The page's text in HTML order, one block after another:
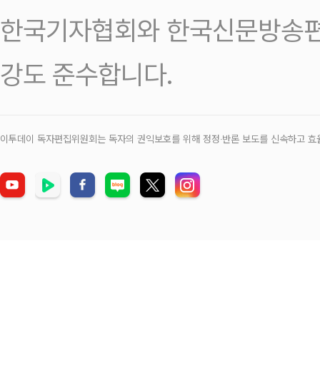
한국기자협회와 한국신문방송
강도 준수합니다.
이투데이 독자편집위원회는 독자의 권익보호를 위해 정정‧반론 보도를 신속하고